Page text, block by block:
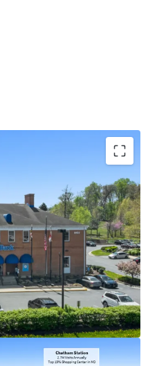
±13.0 years of primary
escalations
grade credit ratings
DBRS and 'Baa1' from
$380M in 2025, the #1
just off interchange with US